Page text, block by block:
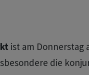
ist am Donnerstag
die